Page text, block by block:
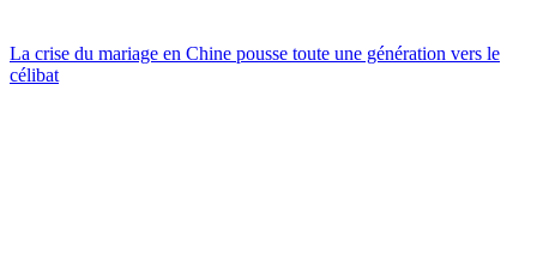
La crise du mariage en Chine pousse toute une génération vers le
célibat